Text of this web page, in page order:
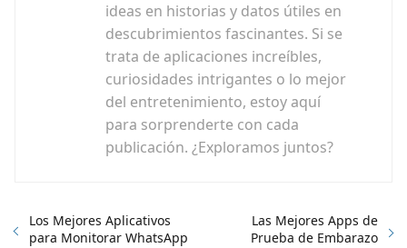
ideas en historias y datos útiles en
descubrimientos fascinantes. Si se
trata de aplicaciones increíbles,
curiosidades intrigantes o lo mejor
del entretenimiento, estoy aquí
para sorprenderte con cada
publicación. ¿Exploramos juntos?
Los Mejores Aplicativos
para Monitorar WhatsApp
Las Mejores Apps de
Prueba de Embarazo